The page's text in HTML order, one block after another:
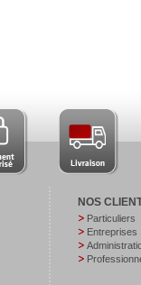
NOS
Particuliers
Entreprises